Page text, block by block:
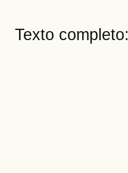
Texto completo: